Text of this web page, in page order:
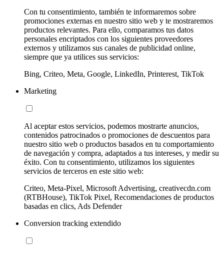
Con tu consentimiento, también te informaremos sobre
promociones externas en nuestro sitio web y te mostraremos
productos relevantes. Para ello, comparamos tus datos
personales encriptados con los siguientes proveedores
externos y utilizamos sus canales de publicidad online,
siempre que ya utilices sus servicios:
Bing, Criteo, Meta, Google, LinkedIn, Printerest, TikTok
Marketing
Al aceptar estos servicios, podemos mostrarte anuncios,
contenidos patrocinados o promociones de descuentos para
nuestro sitio web o productos basados en tu comportamiento
de navegación y compra, adaptados a tus intereses, y medir su
éxito. Con tu consentimiento, utilizamos los siguientes
servicios de terceros en este sitio web:
Criteo, Meta-Pixel, Microsoft Advertising, creativecdn.com
(RTBHouse), TikTok Pixel, Recomendaciones de productos
basadas en clics, Ads Defender
Conversion tracking extendido